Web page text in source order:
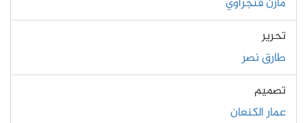
تحرير
طارق نصر
تصميم
عمار الكنعان